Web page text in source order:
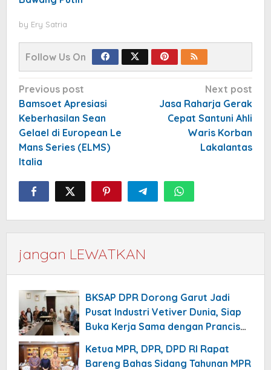
by Ery Satria
Follow Us On
Post
navigation
Previous post
Bamsoet Apresiasi
Keberhasilan Sean
Gelael di European Le
Mans Series (ELMS)
Italia
Next post
Jasa Raharja Gerak
Cepat Santuni Ahli
Waris Korban
Lakalantas
jangan LEWATKAN
BKSAP DPR Dorong Garut Jadi
Pusat Industri Vetiver Dunia, Siap
Buka Kerja Sama dengan Prancis
Ketua MPR, DPR, DPD RI Rapat
Bareng Bahas Sidang Tahunan MPR